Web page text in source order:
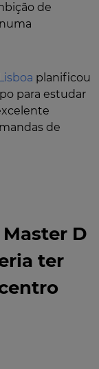
de
planificou
para estudar
de
D
ter